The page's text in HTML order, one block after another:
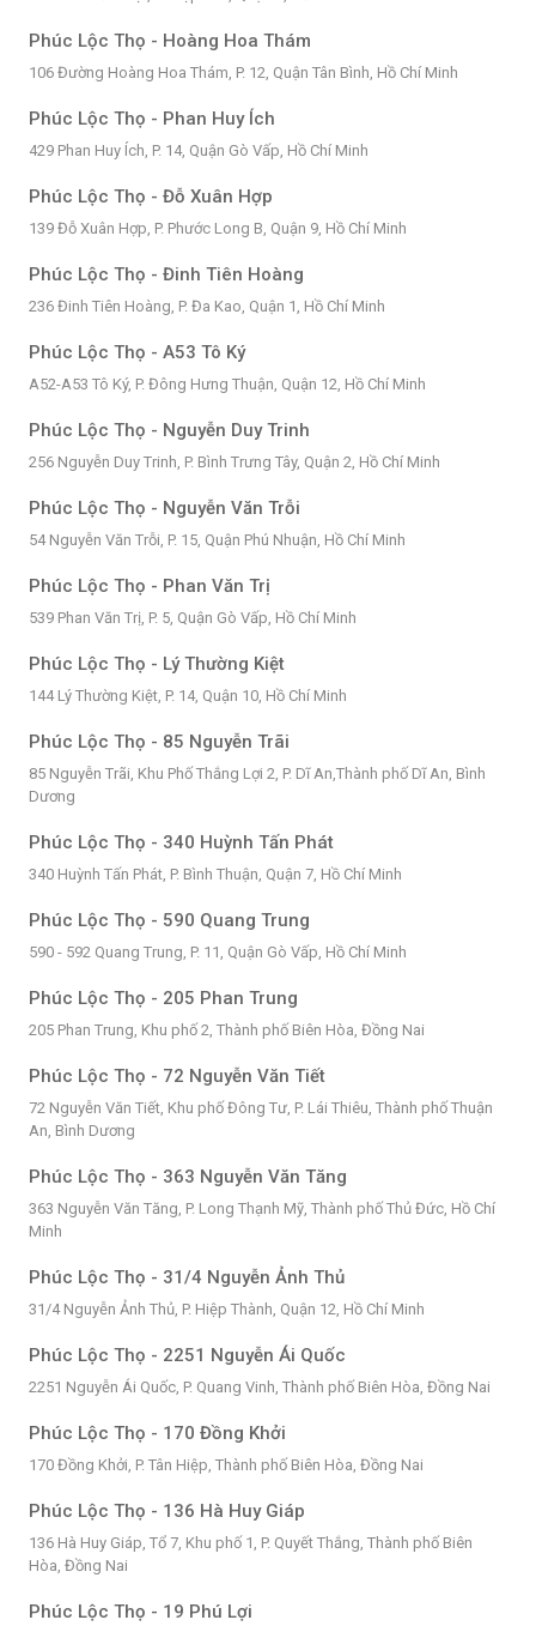
Phúc Lộc Thọ - Hoàng Hoa Thám
106 Đường Hoàng Hoa Thám, P. 12, Quận Tân Bình, Hồ Chí Minh
Phúc Lộc Thọ - Phan Huy Ích
429 Phan Huy Ích, P. 14, Quận Gò Vấp, Hồ Chí Minh
Phúc Lộc Thọ - Đỗ Xuân Hợp
139 Đỗ Xuân Hợp, P. Phước Long B, Quận 9, Hồ Chí Minh
Phúc Lộc Thọ - Đinh Tiên Hoàng
236 Đinh Tiên Hoàng, P. Đa Kao, Quận 1, Hồ Chí Minh
Phúc Lộc Thọ - A53 Tô Ký
A52-A53 Tô Ký, P. Đông Hưng Thuận, Quận 12, Hồ Chí Minh
Phúc Lộc Thọ - Nguyễn Duy Trinh
256 Nguyễn Duy Trinh, P. Bình Trưng Tây, Quận 2, Hồ Chí Minh
Phúc Lộc Thọ - Nguyễn Văn Trỗi
54 Nguyễn Văn Trỗi, P. 15, Quận Phú Nhuận, Hồ Chí Minh
Phúc Lộc Thọ - Phan Văn Trị
539 Phan Văn Trị, P. 5, Quận Gò Vấp, Hồ Chí Minh
Phúc Lộc Thọ - Lý Thường Kiệt
144 Lý Thường Kiệt, P. 14, Quận 10, Hồ Chí Minh
Phúc Lộc Thọ - 85 Nguyễn Trãi
85 Nguyễn Trãi, Khu Phố Thắng Lợi 2, P. Dĩ An,Thành phố Dĩ An, Bình
Dương
Phúc Lộc Thọ - 340 Huỳnh Tấn Phát
340 Huỳnh Tấn Phát, P. Bình Thuận, Quận 7, Hồ Chí Minh
Phúc Lộc Thọ - 590 Quang Trung
590 - 592 Quang Trung, P. 11, Quận Gò Vấp, Hồ Chí Minh
Phúc Lộc Thọ - 205 Phan Trung
205 Phan Trung, Khu phố 2, Thành phố Biên Hòa, Đồng Nai
Phúc Lộc Thọ - 72 Nguyễn Văn Tiết
72 Nguyễn Văn Tiết, Khu phố Đông Tư, P. Lái Thiêu, Thành phố Thuận
An, Bình Dương
Phúc Lộc Thọ - 363 Nguyễn Văn Tăng
363 Nguyễn Văn Tăng, P. Long Thạnh Mỹ, Thành phố Thủ Đức, Hồ Chí
Minh
Phúc Lộc Thọ - 31/4 Nguyễn Ảnh Thủ
31/4 Nguyễn Ảnh Thủ, P. Hiệp Thành, Quận 12, Hồ Chí Minh
Phúc Lộc Thọ - 2251 Nguyễn Ái Quốc
2251 Nguyễn Ái Quốc, P. Quang Vinh, Thành phố Biên Hòa, Đồng Nai
Phúc Lộc Thọ - 170 Đồng Khởi
170 Đồng Khởi, P. Tân Hiệp, Thành phố Biên Hòa, Đồng Nai
Phúc Lộc Thọ - 136 Hà Huy Giáp
136 Hà Huy Giáp, Tổ 7, Khu phố 1, P. Quyết Thắng, Thành phố Biên
Hòa, Đồng Nai
Phúc Lộc Thọ - 19 Phú Lợi